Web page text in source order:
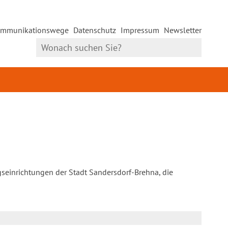
Datenschutz Impressum Newsletter
der Stadt Sandersdorf-Brehna, die